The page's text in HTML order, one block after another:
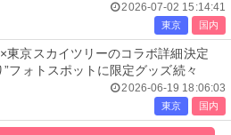
2026-07-02 15:14:41
東京 国内
東京スカイツリーのコラボ詳細決定
”フォトスポットに限定グッズ続々
2026-06-19 18:06:03
東京 国内